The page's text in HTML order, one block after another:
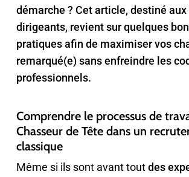
démarche ? Cet article, destiné
dirigeants, revient sur quelques
pratiques afin de maximiser vos
remarqué(e) sans enfreindre les
professionnels.
Comprendre le processus de
Chasseur de Tête dans un
classique
Même si ils sont avant toutdes